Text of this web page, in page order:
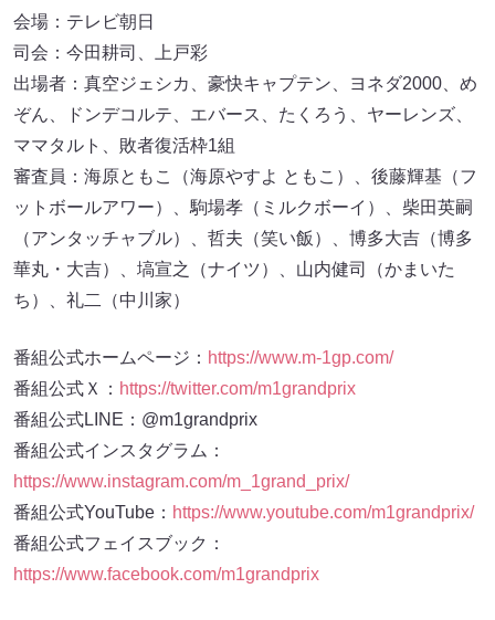
会場：テレビ朝日
司会：今田耕司、上戸彩
出場者：真空ジェシカ、豪快キャプテン、ヨネダ2000、め
ぞん、ドンデコルテ、エバース、たくろう、ヤーレンズ、
ママタルト、敗者復活枠1組
審査員：海原ともこ（海原やすよ ともこ）、後藤輝基（フ
ットボールアワー）、駒場孝（ミルクボーイ）、柴田英嗣
（アンタッチャブル）、哲夫（笑い飯）、博多大吉（博多
華丸・大吉）、塙宣之（ナイツ）、山内健司（かまいた
ち）、礼二（中川家）
番組公式ホームページ： https://www.m-1gp.com/
番組公式Ｘ： https://twitter.com/m1grandprix
番組公式LINE：@m1grandprix
番組公式インスタグラム：
https://www.instagram.com/m_1grand_prix/
番組公式YouTube： https://www.youtube.com/m1grandprix/
番組公式フェイスブック：
https://www.facebook.com/m1grandprix